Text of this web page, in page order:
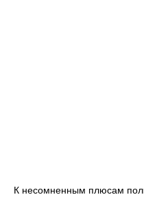
К несомненным плюсам